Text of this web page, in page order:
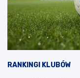
RANKINGI KLUBÓW